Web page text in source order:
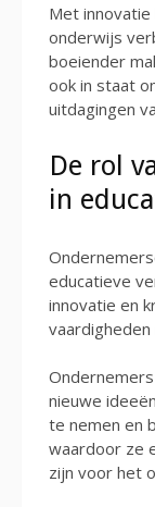
Met
onderwijs
boeiender
ook in staat
uitdagingen
De rol
in
educatieve
innovatie en
nieuwe
te nemen en
waardoor ze
zijn voor het